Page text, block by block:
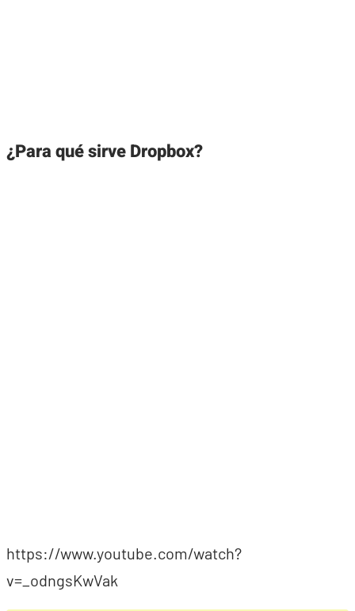
¿Para qué sirve Dropbox?
https://www.youtube.com/watch?
v=_odngsKwVak